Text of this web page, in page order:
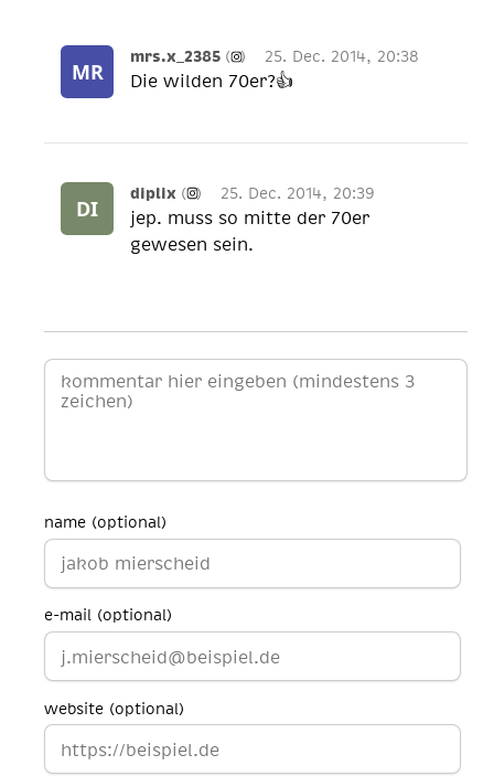
mrs.x_2385 ( ) 25. Dec. 2014, 20:38
Die wilden 70er?👍
diplix ( ) 25. Dec. 2014, 20:39
jep. muss so mitte der 70er
gewesen sein.
name (optional)
e-mail (optional)
website (optional)